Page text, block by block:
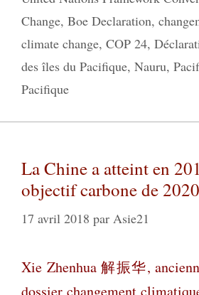
Change, Boe Declaration,
climate change, COP 24,
des îles du Pacifique, Nauru,
Pacifique
La Chine a atteint en
objectif carbone de 2020
17 avril 2018 par Asie21
Xie Zhenhua 解振华,
dossier changement